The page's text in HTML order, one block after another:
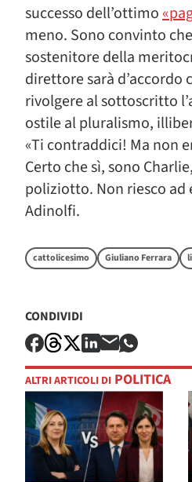
successo dell’ottimo
meno. Sono convinto
sostenitore della
direttore sarà d’accordo
rivolgere al sottoscritto
ostile al pluralismo,
«Ti contraddici! Ma non
Certo che sì, sono
poliziotto. Non riesco ad
Adinolfi.
cattolicesimo Giuliano Ferrara
CONDIVIDI
ALTRI ARTICOLI DI POLITICA